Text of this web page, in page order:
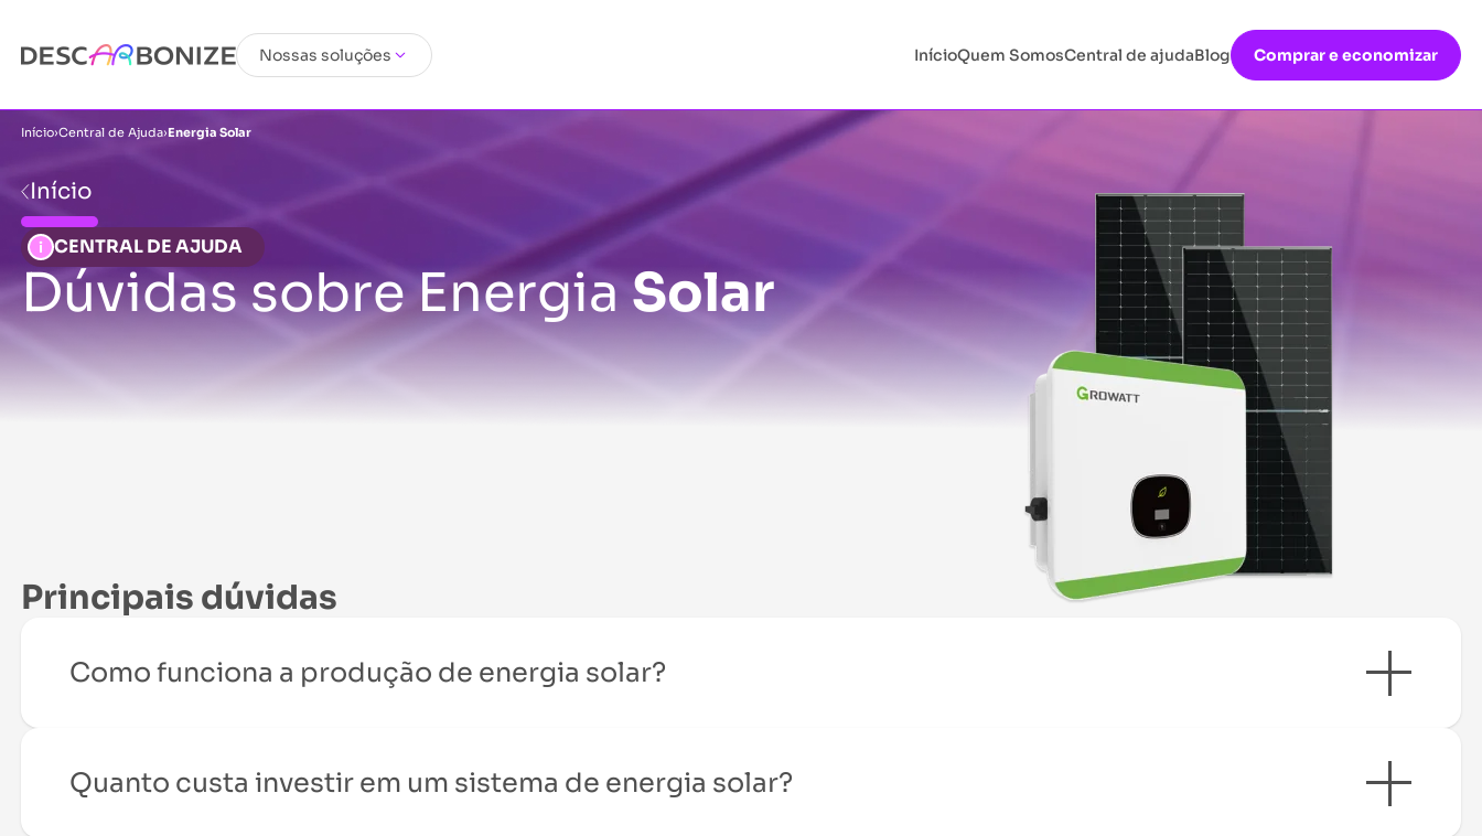
Nossas soluções InícioQuem SomosCentral de ajudaBlog Comprar e economizar
Início›Central de Ajuda›Energia Solar
Início
CENTRAL DE AJUDA
Dúvidas sobre EnergiaSolar
Principais dúvidas
Como funciona a produção de energia solar?
Quanto custa investir em um sistema de energia solar?